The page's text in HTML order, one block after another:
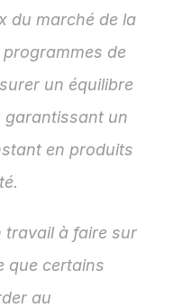
du marché de la
de
un équilibre
garantissant un
en produits
travail à faire sur
que certains
au